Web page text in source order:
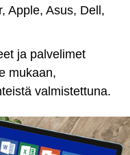
Apple, Asus, Dell,
ja palvelimet
mukaan,
valmistettuna.